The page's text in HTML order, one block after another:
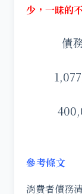
少，一昧的
債
參考條文
消費者債務